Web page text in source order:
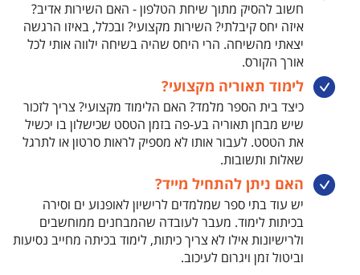
חשוב להסיק מתוך שיחת הטלפון - האם השירות אדיב?
איזה יחס קיבלתי? השירות מקצועי? ובכלל, באיזו הרגשה
יצאתי מהשיחה. הרי היחס שהיה בשיחה ילווה אותי לכל
אורך הקורס.
לימוד תאוריה מקצועי?
כיצד בית הספר מלמד? האם הלימוד מקצועי? צריך לזכור
שיש מבחן תאוריה בע-פה בזמן הטסט שכישלון בו יכשיל
את הטסט. לעבור אותו לא מספיק לראות סרטון או לתרגל
שאלות ותשובות.
האם ניתן להתחיל מייד?
יש עוד בתי ספר שמלמדים לרישיון לאופנוע ים וסירה
בכיתות לימוד. מעבר לעובדה שהמבחנים ממוחשבים
ולרישיונות אילו לא צריך כיתות, לימוד בכיתה מחייב נסיעות
וביטול זמן ויגרום לעיכוב.